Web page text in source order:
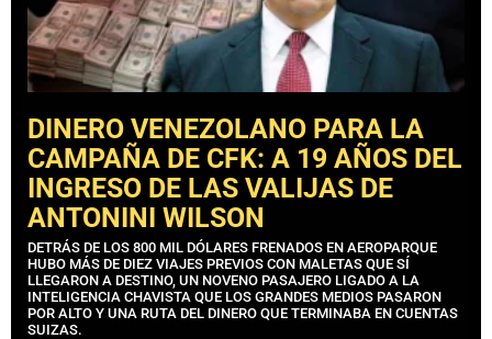
DINERO VENEZOLANO PARA LA
CAMPAÑA DE CFK: A 19 AÑOS DEL
INGRESO DE LAS VALIJAS DE
ANTONINI WILSON
DETRÁS DE LOS 800 MIL DÓLARES FRENADOS EN AEROPARQUE
HUBO MÁS DE DIEZ VIAJES PREVIOS CON MALETAS QUE SÍ
LLEGARON A DESTINO, UN NOVENO PASAJERO LIGADO A LA
INTELIGENCIA CHAVISTA QUE LOS GRANDES MEDIOS PASARON
POR ALTO Y UNA RUTA DEL DINERO QUE TERMINABA EN CUENTAS
SUIZAS.